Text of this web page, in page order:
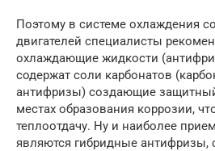
Поэтому в системе охлаждения
двигателей специалисты
охлаждающие жидкости
содержат соли карбонатов
антифризы) создающие
местах образования коррозии,
теплоотдачу. Ну и наиболее
являются гибридные антифризы,